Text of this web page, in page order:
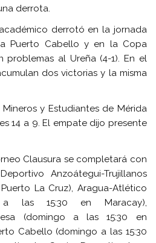
derrota.
derrotó en la jornada
Puerto Cabello y en la Copa
problemas al Ureña (4-1). En el
dos victorias y la misma
y Estudiantes de Mérida
14 a 9. El empate dijo presente
Clausura se completará con
Anzoátegui-Trujillanos
La Cruz), Aragua-Atlético
a las 15:30 en Maracay),
(domingo a las 15:30 en
Cabello (domingo a las 15:30